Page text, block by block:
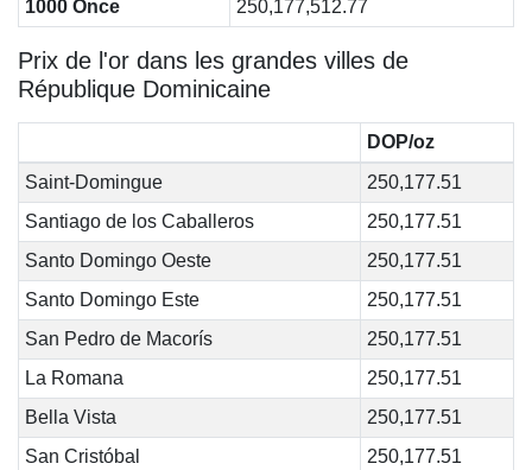
1000 Once
250,177,512.77
Prix de l'or dans les grandes villes de
République Dominicaine
DOP/oz
Saint-Domingue
250,177.51
Santiago de los Caballeros
250,177.51
Santo Domingo Oeste
250,177.51
Santo Domingo Este
250,177.51
San Pedro de Macorís
250,177.51
La Romana
250,177.51
Bella Vista
250,177.51
San Cristóbal
250,177.51